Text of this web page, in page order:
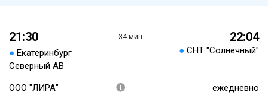
21:30
● Екатеринбург
Северный АВ
34 мин. 22:04
● СНТ "Солнечный"
ООО "ЛИРА"
ежедневно